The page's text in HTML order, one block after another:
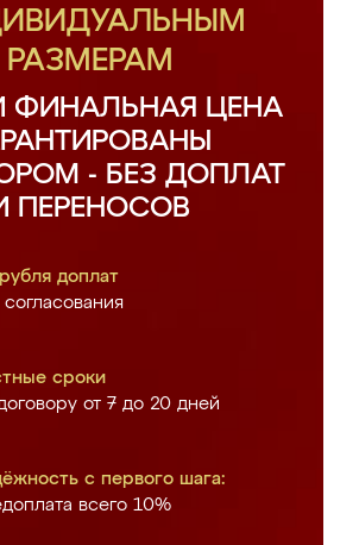
РАЗМЕРАМ
ФИНАЛЬНАЯ ЦЕНА
- БЕЗ ДОПЛАТ
ПЕРЕНОСОВ
доплат
согласования
сроки
от 7 до 20 дней
с первого шага:
всего 10%